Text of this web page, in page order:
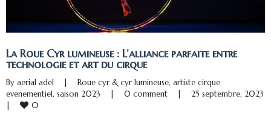
La Roue Cyr lumineuse : L’alliance parfaite entre
technologie et art du cirque
By aerial adel Roue cyr & cyr lumineuse, artiste cirque
evenementiel, saison 2023 0 comment
0